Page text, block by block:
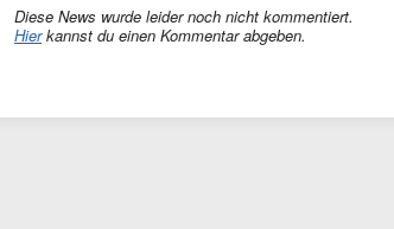
Diese News wurde leider noch nicht kommentiert.
Hierkannst du einen Kommentar abgeben.